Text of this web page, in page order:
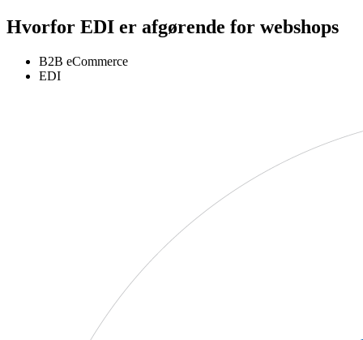
Hvorfor EDI er afgørende for webshops
B2B eCommerce
EDI